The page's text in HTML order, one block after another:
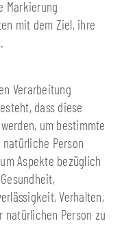
Markierung
mit dem Ziel, ihre
Verarbeitung
dass diese
um bestimmte
Person
Aspekte bezüglich
Verhalten,
natürlichen Person zu